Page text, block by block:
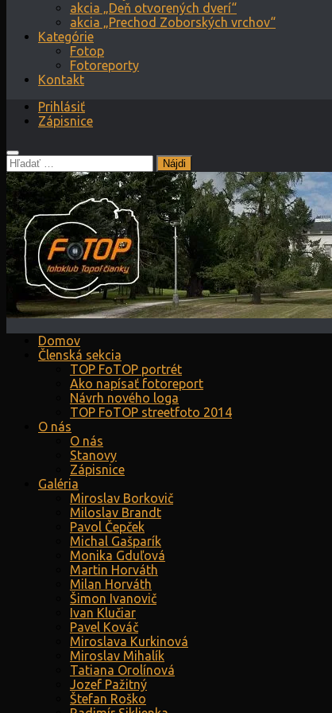
akcia „Deň otvorených dverí“
akcia „Prechod Zoborských vrchov“
Kategórie
Fotop
Fotoreporty
Kontakt
Prihlásiť
Zápisnice
Hľadať:
Domov
Členská sekcia
TOP FoTOP portrét
Ako napísať fotoreport
Návrh nového loga
TOP FoTOP streetfoto 2014
O nás
O nás
Stanovy
Zápisnice
Galéria
Miroslav Borkovič
Miloslav Brandt
Pavol Čepček
Michal Gašparík
Monika Gduľová
Martin Horváth
Milan Horváth
Šimon Ivanovič
Ivan Klučiar
Pavel Kováč
Miroslava Kurkinová
Miroslav Mihalík
Tatiana Orolínová
Jozef Pažitný
Štefan Roško